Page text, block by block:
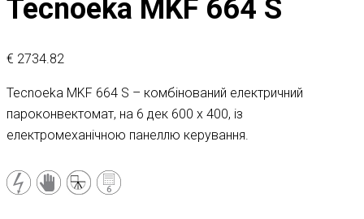
Tecnoeka MKF 664 S
€ 2734.82
Tecnoeka MKF 664 S – комбінований електричний
пароконвектомат, на 6 дек 600 х 400, із
електромеханічною панеллю керування.